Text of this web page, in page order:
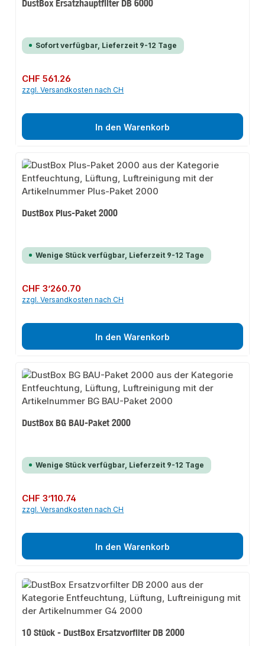
DustBox Ersatzhauptfilter DB 6000
Sofort verfügbar, Lieferzeit 9-12 Tage
Regulärer Preis:
CHF 561.26
zzgl. Versandkosten nach CH
In den Warenkorb
DustBox Plus-Paket 2000
Wenige Stück verfügbar, Lieferzeit 9-12 Tage
Regulärer Preis:
CHF 3’260.70
zzgl. Versandkosten nach CH
In den Warenkorb
DustBox BG BAU-Paket 2000
Wenige Stück verfügbar, Lieferzeit 9-12 Tage
Regulärer Preis:
CHF 3’110.74
zzgl. Versandkosten nach CH
In den Warenkorb
10 Stück - DustBox Ersatzvorfilter DB 2000